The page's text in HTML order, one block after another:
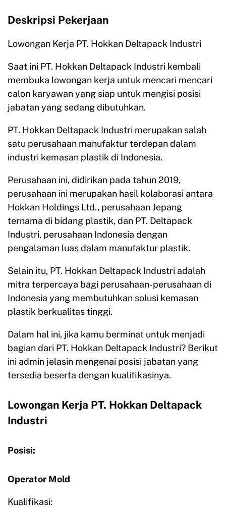
Deskripsi Pekerjaan
Lowongan Kerja PT. Hokkan Deltapack Industri
Saat ini PT. Hokkan Deltapack Industri kembali
membuka lowongan kerja untuk mencari mencari
calon karyawan yang siap untuk mengisi posisi
jabatan yang sedang dibutuhkan.
PT. Hokkan Deltapack Industri merupakan salah
satu perusahaan manufaktur terdepan dalam
industri kemasan plastik di Indonesia.
Perusahaan ini, didirikan pada tahun 2019,
perusahaan ini merupakan hasil kolaborasi antara
Hokkan Holdings Ltd., perusahaan Jepang
ternama di bidang plastik, dan PT. Deltapack
Industri, perusahaan Indonesia dengan
pengalaman luas dalam manufaktur plastik.
Selain itu, PT. Hokkan Deltapack Industri adalah
mitra terpercaya bagi perusahaan-perusahaan di
Indonesia yang membutuhkan solusi kemasan
plastik berkualitas tinggi.
Dalam hal ini, jika kamu berminat untuk menjadi
bagian dari PT. Hokkan Deltapack Industri? Berikut
ini admin jelasin mengenai posisi jabatan yang
tersedia beserta dengan kualifikasinya.
Lowongan Kerja PT. Hokkan Deltapack
Industri
Posisi:
Operator Mold
Kualifikasi: